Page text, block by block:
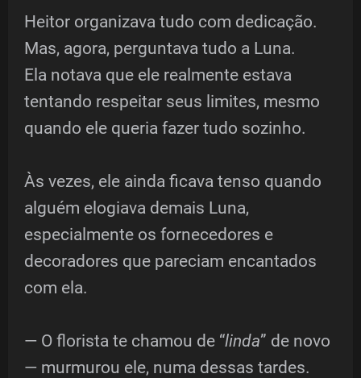
Heitor organizava tudo com dedicação.
Mas, agora, perguntava tudo a Luna.
Ela notava que ele realmente estava
tentando respeitar seus limites, mesmo
quando ele queria fazer tudo sozinho.
Às vezes, ele ainda ficava tenso quando
alguém elogiava demais Luna,
especialmente os fornecedores e
decoradores que pareciam encantados
com ela.
— O florista te chamou de “linda” de novo
— murmurou ele, numa dessas tardes.